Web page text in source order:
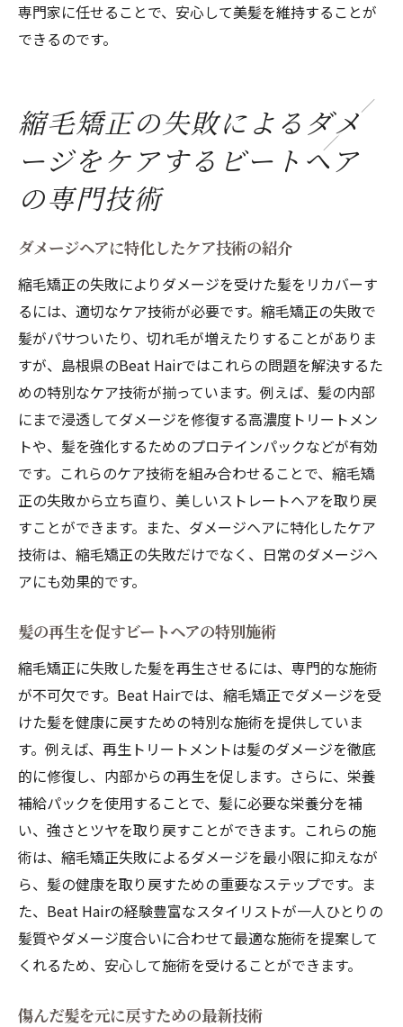
専門家に任せることで、安心して美髪を維持することが
できるのです。
縮毛矯正の失敗によるダメ
ージをケアするビートヘア
の専門技術
ダメージヘアに特化したケア技術の紹介
縮毛矯正の失敗によりダメージを受けた髪をリカバーす
るには、適切なケア技術が必要です。縮毛矯正の失敗で
髪がパサついたり、切れ毛が増えたりすることがありま
すが、島根県のBeat Hairではこれらの問題を解決するた
めの特別なケア技術が揃っています。例えば、髪の内部
にまで浸透してダメージを修復する高濃度トリートメン
トや、髪を強化するためのプロテインパックなどが有効
です。これらのケア技術を組み合わせることで、縮毛矯
正の失敗から立ち直り、美しいストレートヘアを取り戻
すことができます。また、ダメージヘアに特化したケア
技術は、縮毛矯正の失敗だけでなく、日常のダメージヘ
アにも効果的です。
髪の再生を促すビートヘアの特別施術
縮毛矯正に失敗した髪を再生させるには、専門的な施術
が不可欠です。Beat Hairでは、縮毛矯正でダメージを受
けた髪を健康に戻すための特別な施術を提供していま
す。例えば、再生トリートメントは髪のダメージを徹底
的に修復し、内部からの再生を促します。さらに、栄養
補給パックを使用することで、髪に必要な栄養分を補
い、強さとツヤを取り戻すことができます。これらの施
術は、縮毛矯正失敗によるダメージを最小限に抑えなが
ら、髪の健康を取り戻すための重要なステップです。ま
た、Beat Hairの経験豊富なスタイリストが一人ひとりの
髪質やダメージ度合いに合わせて最適な施術を提案して
くれるため、安心して施術を受けることができます。
傷んだ髪を元に戻すための最新技術